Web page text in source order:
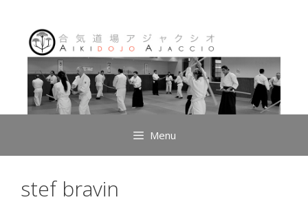
contenu
Menu
stef bravin